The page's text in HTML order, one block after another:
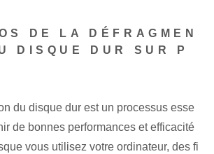
DE LA DÉFRAGMEN
DISQUE DUR SUR P
du disque dur est un processus esse
de bonnes performances et efficacité
vous utilisez votre ordinateur, des fi